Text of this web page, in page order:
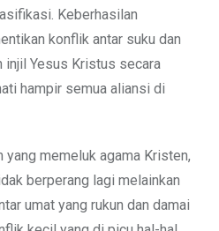
Keberhasilan
konflik antar suku dan
injil Yesus Kristus secara
hampir semua aliansi di
yang memeluk agama Kristen,
berperang lagi melainkan
umat yang rukun dan damai